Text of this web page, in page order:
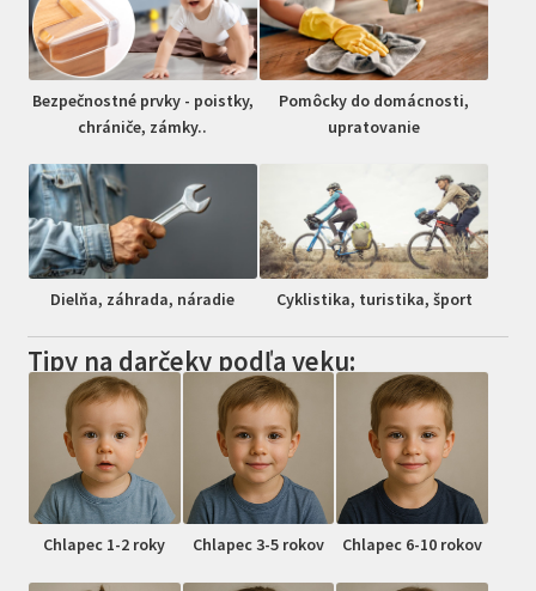
Bezpečnostné prvky - poistky,
chrániče, zámky..
Pomôcky do domácnosti,
upratovanie
Dielňa, záhrada, náradie Cyklistika, turistika, šport
Tipy na darčeky podľa veku:
Chlapec 1-2 roky Chlapec 3-5 rokov Chlapec 6-10 rokov